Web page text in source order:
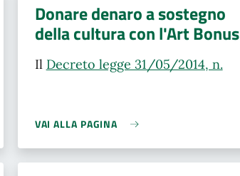
Donare denaro a sostegno
della cultura con l'Art Bonus
Il Decreto legge 31/05/2014, n.
VAI ALLA PAGINA